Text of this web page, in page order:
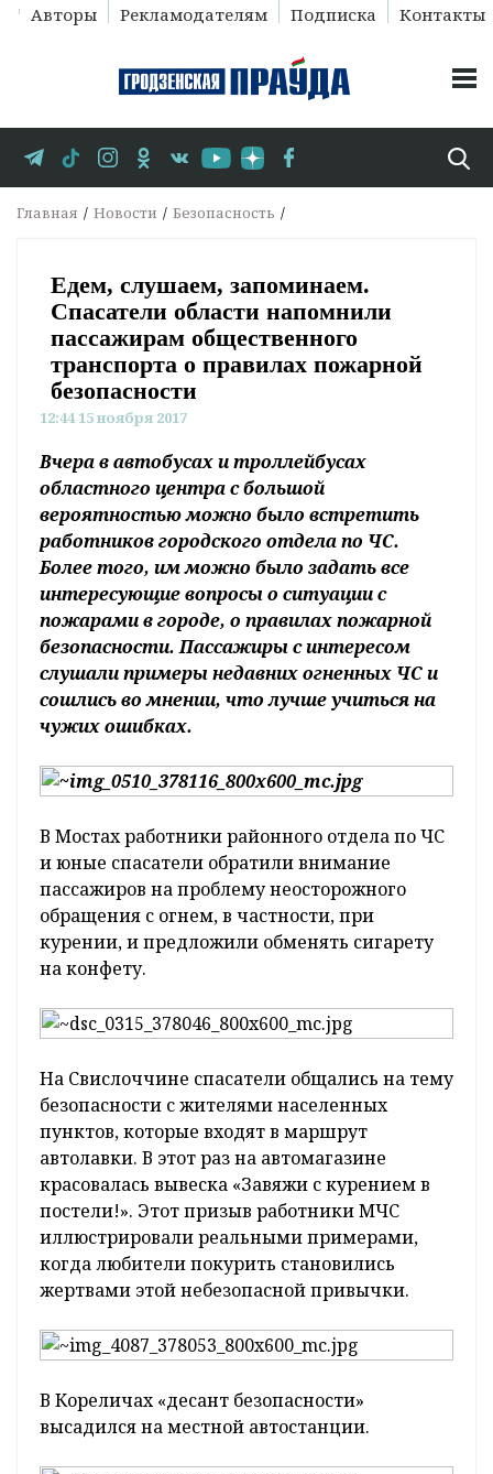
Авторы Рекламодателям Подписка Контакты
Главная Новости Безопасность
Едем, слушаем, запоминаем.
Спасатели области напомнили
пассажирам общественного
транспорта о правилах пожарной
безопасности
12:44 15 ноября 2017
Вчера в автобусах и троллейбусах
областного центра с большой
вероятностью можно было встретить
работников городского отдела по ЧС.
Более того, им можно было задать все
интересующие вопросы о ситуации с
пожарами в городе, о правилах пожарной
безопасности. Пассажиры с интересом
слушали примеры недавних огненных ЧС и
сошлись во мнении, что лучше учиться на
чужих ошибках.
В Мостах работники районного отдела по ЧС
и юные спасатели обратили внимание
пассажиров на проблему неосторожного
обращения с огнем, в частности, при
курении, и предложили обменять сигарету
на конфету.
На Свислоччине спасатели общались на тему
безопасности с жителями населенных
пунктов, которые входят в маршрут
автолавки. В этот раз на автомагазине
красовалась вывеска «Завяжи с курением в
постели!». Этот призыв работники МЧС
иллюстрировали реальными примерами,
когда любители покурить становились
жертвами этой небезопасной привычки.
В Кореличах «десант безопасности»
высадился на местной автостанции.